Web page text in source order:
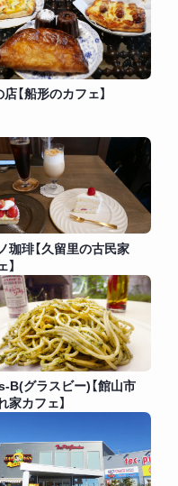
【船形のカフェ】
珈琲【久留里の古民家
】
B(グラスビー)【館山市
家カフェ】